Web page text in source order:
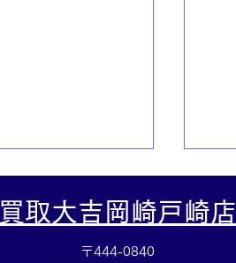
買取大吉岡崎戸崎店
〒444-0840